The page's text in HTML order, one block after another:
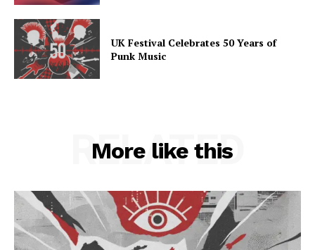
UK Festival Celebrates 50 Years of
Punk Music
More like this
RELATED